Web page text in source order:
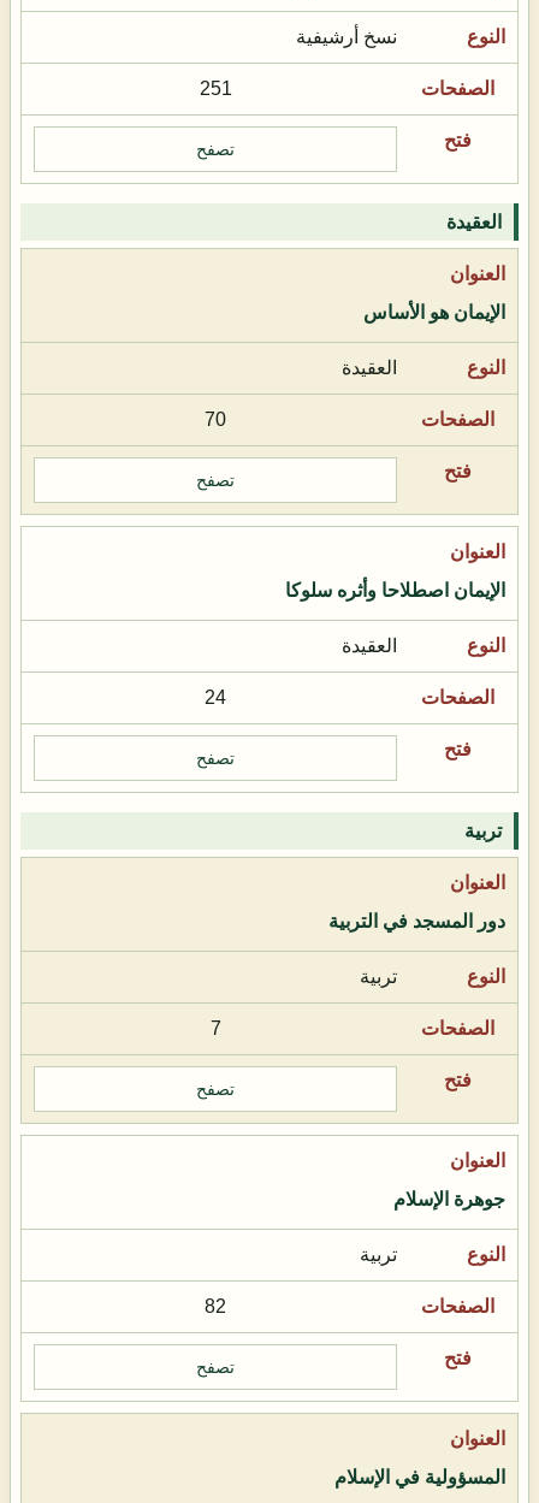
نسخ أرشيفية
251
تصفح
العقيدة
الإيمان هو الأساس
العقيدة
70
تصفح
الإيمان اصطلاحا وأثره سلوكا
العقيدة
24
تصفح
تربية
دور المسجد في التربية
تربية
7
تصفح
جوهرة الإسلام
تربية
82
تصفح
المسؤولية في الإسلام